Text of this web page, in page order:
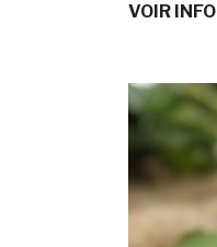
VOIR INFO